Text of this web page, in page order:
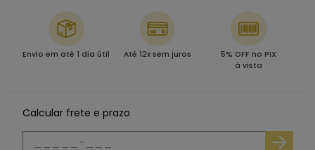
Envio em até 1 dia útil Até 12x sem juros
5% OFF no PIX
à vista
Calcular frete e prazo